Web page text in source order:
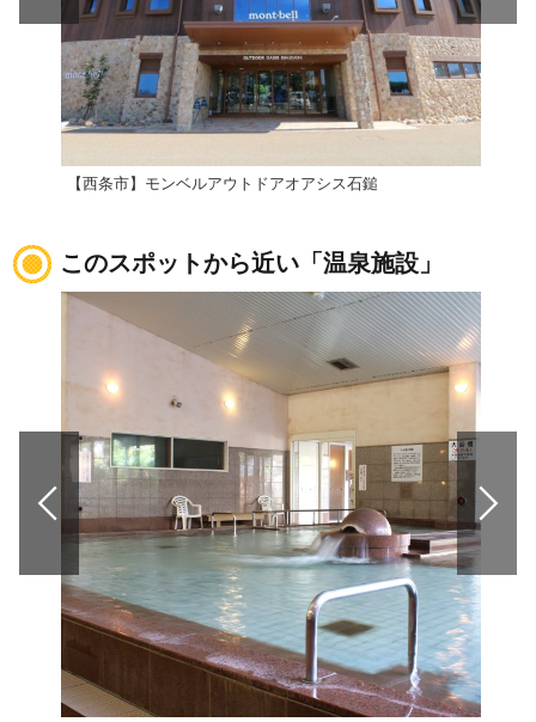
【西条市】モンベルアウトドアオアシス石鎚
このスポットから近い「温泉施設」